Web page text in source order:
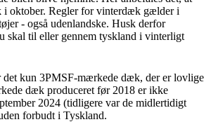
oktober. Regler for vinterdæk gælder i
- også udenlandske. Husk derfor
skal til eller gennem tyskland i vinterligt
det kun 3PMSF-mærkede dæk, der er lovlige
dæk produceret før 2018 er ikke
2024 (tidligere var de midlertidigt
forbudt i Tyskland.